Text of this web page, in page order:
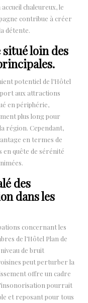
chaleureux, le
contribue à créer
détente.
situé loin des
potentiel de l’Hôtel
aux attractions
en périphérie,
plus long pour
région. Cependant,
en termes de
en quête de sérénité
des
dans les
concernant les
de l’Hôtel Plan de
de bruit
peut perturber la
offre un cadre
pourrait
et reposant pour tous